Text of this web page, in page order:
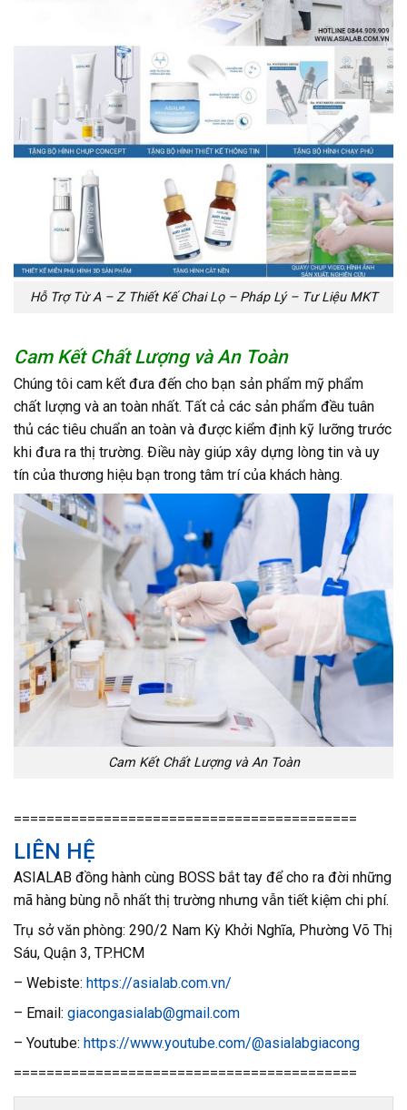
Hỗ Trợ Từ A – Z Thiết Kế Chai Lọ – Pháp Lý – Tư Liệu MKT
Cam Kết Chất Lượng và An Toàn
Chúng tôi cam kết đưa đến cho bạn sản phẩm mỹ phẩm
chất lượng và an toàn nhất. Tất cả các sản phẩm đều tuân
thủ các tiêu chuẩn an toàn và được kiểm định kỹ lưỡng trước
khi đưa ra thị trường. Điều này giúp xây dựng lòng tin và uy
tín của thương hiệu bạn trong tâm trí của khách hàng.
Cam Kết Chất Lượng và An Toàn
==========================================
LIÊN HỆ
ASIALAB đồng hành cùng BOSS bắt tay để cho ra đời những
mã hàng bùng nỗ nhất thị trường nhưng vẫn tiết kiệm chi phí.
Trụ sở văn phòng: 290/2 Nam Kỳ Khởi Nghĩa, Phường Võ Thị
Sáu, Quận 3, TP.HCM
– Webiste: https://asialab.com.vn/
– Email: giacongasialab@gmail.com
– Youtube: https://www.youtube.com/@asialabgiacong
==========================================